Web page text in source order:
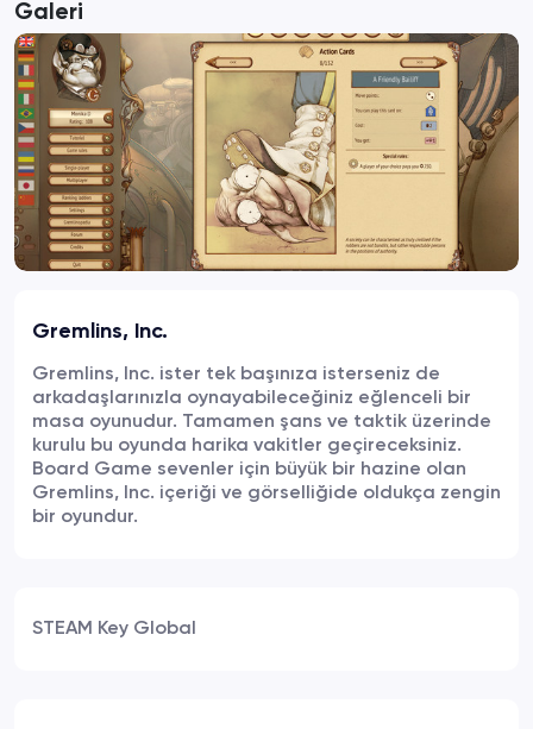
Galeri
Gremlins, Inc.
Gremlins, Inc. ister tek başınıza isterseniz de
arkadaşlarınızla oynayabileceğiniz eğlenceli bir
masa oyunudur. Tamamen şans ve taktik üzerinde
kurulu bu oyunda harika vakitler geçireceksiniz.
Board Game sevenler için büyük bir hazine olan
Gremlins, Inc. içeriği ve görselliğide oldukça zengin
bir oyundur.
STEAM Key Global